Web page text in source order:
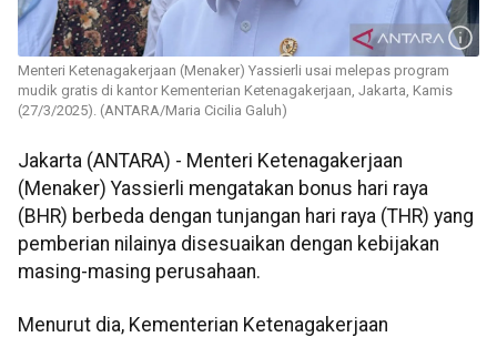
Menteri Ketenagakerjaan (Menaker) Yassierli usai melepas program
mudik gratis di kantor Kementerian Ketenagakerjaan, Jakarta, Kamis
(27/3/2025). (ANTARA/Maria Cicilia Galuh)
Jakarta (ANTARA) - Menteri Ketenagakerjaan
(Menaker) Yassierli mengatakan bonus hari raya
(BHR) berbeda dengan tunjangan hari raya (THR) yang
pemberian nilainya disesuaikan dengan kebijakan
masing-masing perusahaan.
Menurut dia, Kementerian Ketenagakerjaan